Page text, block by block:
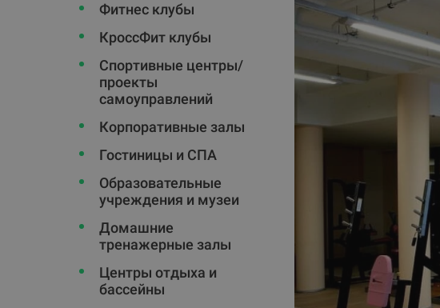
Фитнес клубы
КроссФит клубы
Спортивные центры/
проекты
самоуправлений
Корпоративные залы
Гостиницы и СПА
Oбразовательные
учреждения и музеи
Домашние
тренажерные залы
Центры отдыха и
бассейны